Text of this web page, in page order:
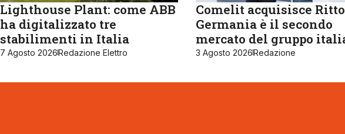
Lighthouse Plant: come ABB
ha digitalizzato tre
stabilimenti in Italia
7 Agosto 2026Redazione Elettro
Comelit acquisisce
Germania è il secondo
mercato del gruppo
3 Agosto 2026Redazione